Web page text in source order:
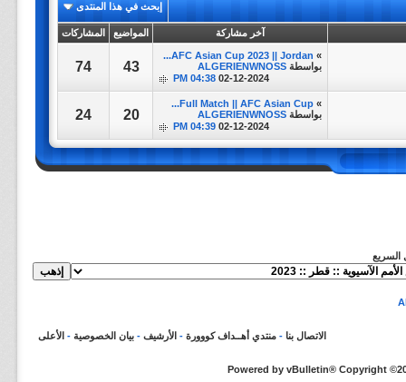
إبحث في هذا المنتدى
آخر مشاركة المواضيع المشاركات
»
AFC Asian Cup 2023 || Jordan...
بواسطة ALGERIENWNOSS
02-12-2024
04:38 PM
43
74
»
Full Match || AFC Asian Cup...
بواسطة ALGERIENWNOSS
02-12-2024
04:39 PM
20
24
السريع
الاتصال بنا - منتدي أهــداف كووورة - الأرشيف - بيان الخصوصية - الأعلى
Powered by vBulletin® Copyright